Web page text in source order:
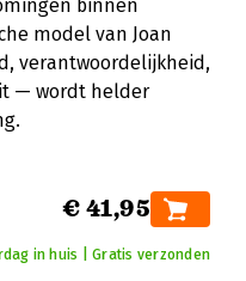
binnen
model van Joan
verantwoordelijkheid,
— wordt helder
€ 41,95
in huis | Gratis verzonden